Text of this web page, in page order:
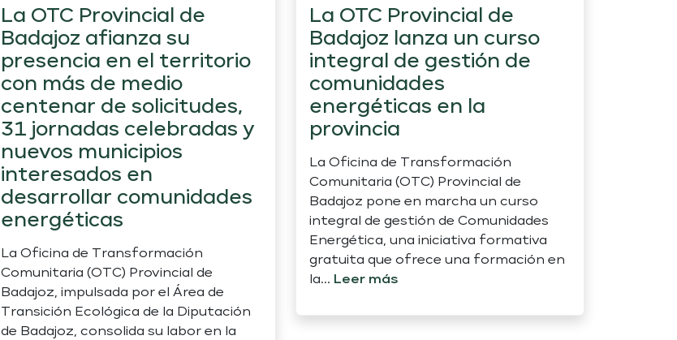
La OTC Provincial de
Badajoz afianza su
presencia en el territorio
con más de medio
centenar de solicitudes,
31 jornadas celebradas y
nuevos municipios
interesados en
desarrollar comunidades
energéticas
La Oficina de Transformación
Comunitaria (OTC) Provincial de
Badajoz, impulsada por el Área de
Transición Ecológica de la Diputación
de Badajoz, consolida su labor en la
La OTC Provincial de
Badajoz lanza un curso
integral de gestión de
comunidades
energéticas en la
provincia
La Oficina de Transformación
Comunitaria (OTC) Provincial de
Badajoz pone en marcha un curso
integral de gestión de Comunidades
Energética, una iniciativa formativa
gratuita que ofrece una formación en
la... Leer más